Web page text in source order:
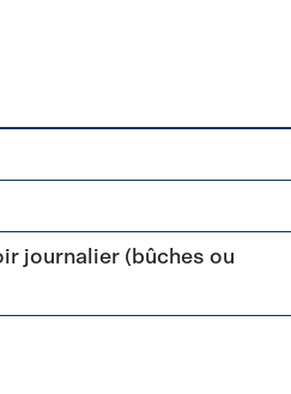
journalier (bûches ou